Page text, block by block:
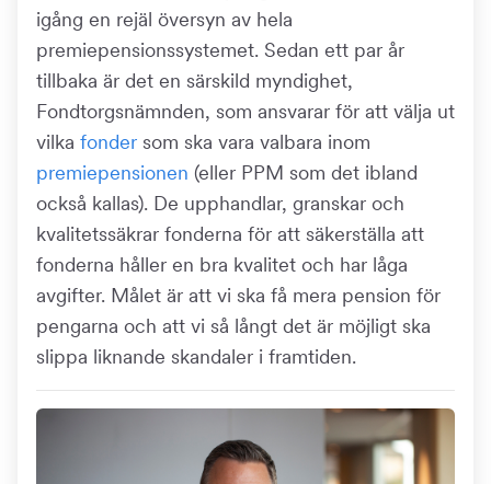
igång en rejäl översyn av hela
premiepensionssystemet. Sedan ett par år
tillbaka är det en särskild myndighet,
Fondtorgsnämnden, som ansvarar för att välja ut
vilka fonder som ska vara valbara inom
premiepensionen (eller PPM som det ibland
också kallas). De upphandlar, granskar och
kvalitetssäkrar fonderna för att säkerställa att
fonderna håller en bra kvalitet och har låga
avgifter. Målet är att vi ska få mera pension för
pengarna och att vi så långt det är möjligt ska
slippa liknande skandaler i framtiden.